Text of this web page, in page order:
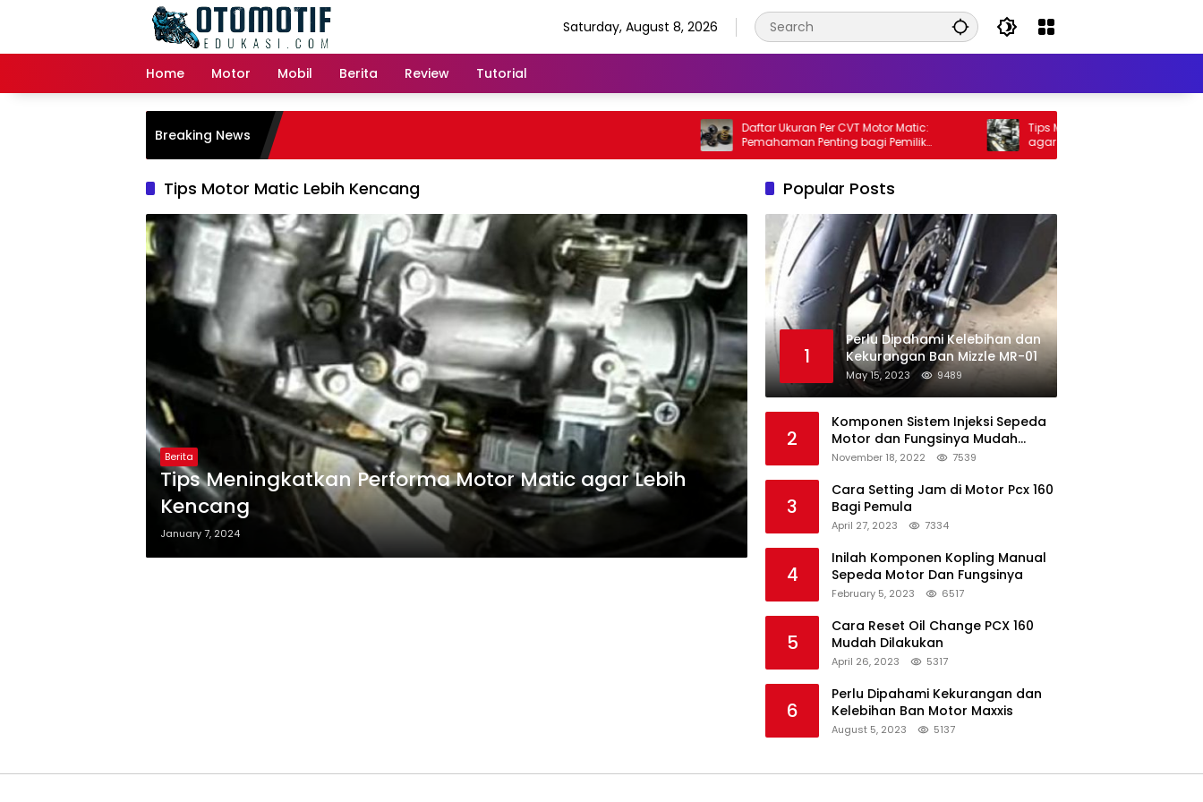
Saturday, August 8, 2026
Home Motor Mobil Berita Review Tutorial
Breaking News
Daftar Ukuran Per CVT Motor Matic:
Pemahaman Penting bagi Pemilik
Kendaraan
Tips Meningkatkan Performa Motor
agar Lebih Kencang
Tips Motor Matic Lebih Kencang
Berita
Tips Meningkatkan Performa Motor Matic agar Lebih
Kencang
January 7, 2024
Popular Posts
1
Perlu Dipahami Kelebihan dan
Kekurangan Ban Mizzle MR-01
May 15, 2023 9489
2
Komponen Sistem Injeksi Sepeda
Motor dan Fungsinya Mudah
Untuk Dipahami
November 18, 2022 7539
3
Cara Setting Jam di Motor Pcx 160
Bagi Pemula
April 27, 2023 7334
4
Inilah Komponen Kopling Manual
Sepeda Motor Dan Fungsinya
February 5, 2023 6517
5
Cara Reset Oil Change PCX 160
Mudah Dilakukan
April 26, 2023 5317
6
Perlu Dipahami Kekurangan dan
Kelebihan Ban Motor Maxxis
August 5, 2023 5137